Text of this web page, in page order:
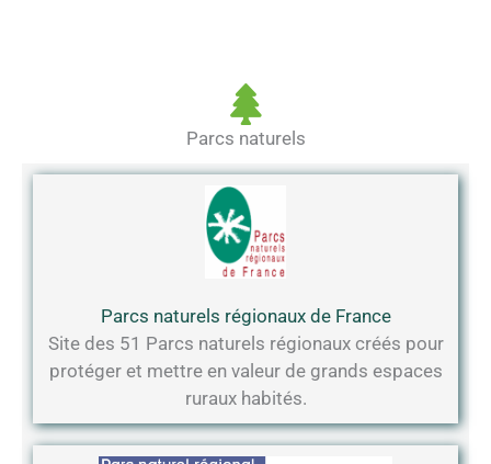
Parcs naturels
Parcs naturels régionaux de France
Site des 51 Parcs naturels régionaux créés pour
protéger et mettre en valeur de grands espaces
ruraux habités.